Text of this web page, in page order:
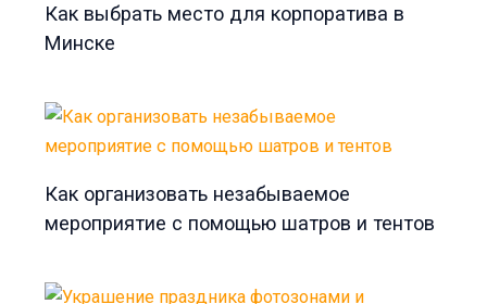
Как выбрать место для корпоратива в
Минске
Как организовать незабываемое
мероприятие с помощью шатров и тентов